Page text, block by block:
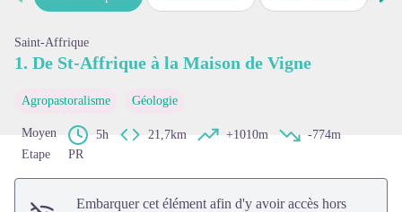
Voir l'image en plein écran
Étape précédente
Saint-Affrique
1. De St-Affrique à la Maison de Vigne
Agropastoralisme Géologie
Moyen 5h 21,7km +1010m
-774m
Etape
PR
Embarquer cet élément afin d'y avoir accès hors